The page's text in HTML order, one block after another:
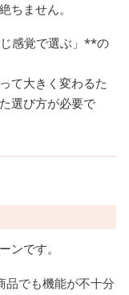
ちません。
感覚で選ぶ」**の
て大きく変わるた
選び方が必要で
ンです。
品でも機能が不十分